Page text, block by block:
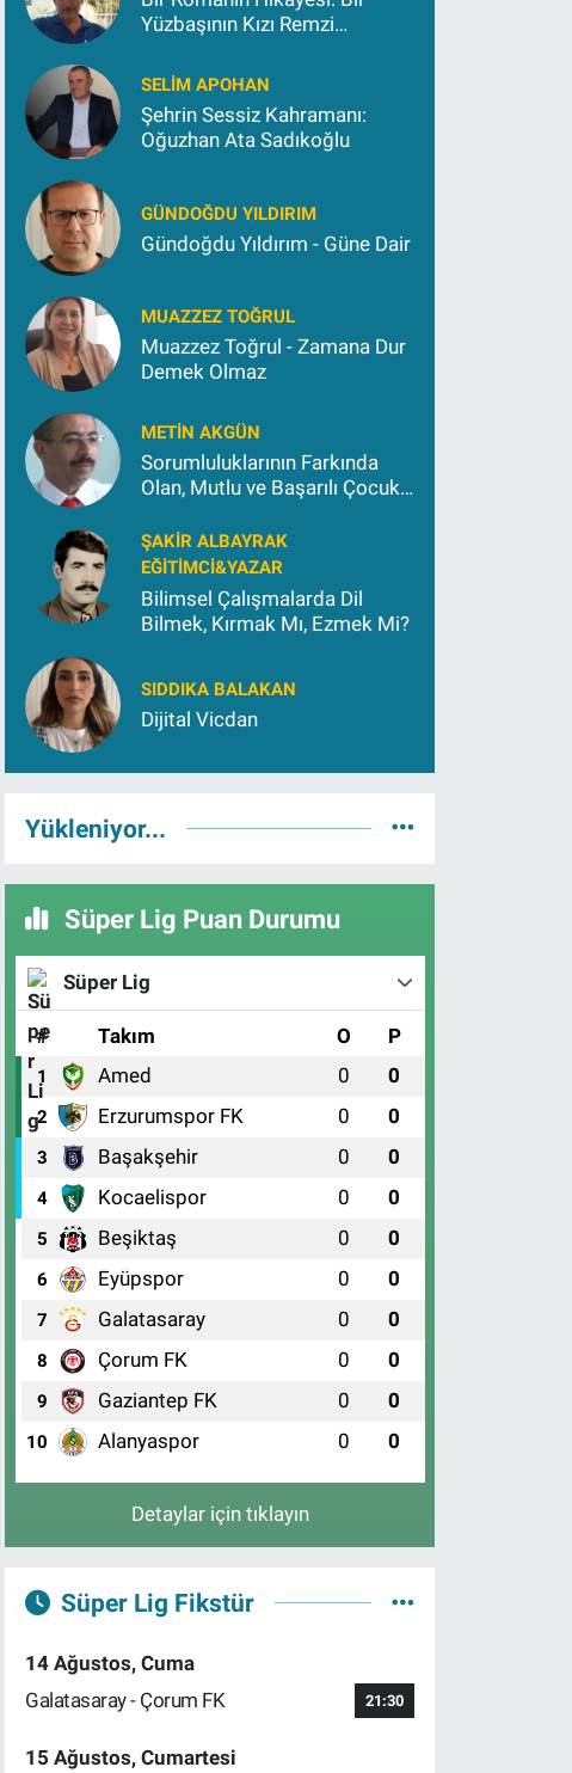
Yüzbaşının Kızı Remzi
SELIM APOHAN
Şehrin Sessiz Kahramanı:
Oğuzhan Ata Sadıkoğlu
GÜNDOĞDU YILDIRIM
Gündoğdu Yıldırım - Güne Dair
MUAZZEZ TOĞRUL
Muazzez Toğrul - Zamana Dur
Demek Olmaz
METIN AKGÜN
Sorumluluklarının Farkında
Olan, Mutlu ve Başarılı Çocuk
ŞAKIR ALBAYRAK
EĞITIMCI&YAZAR
Bilimsel Çalışmalarda Dil
Bilmek, Kırmak Mı, Ezmek Mi?
SIDDIKA BALAKAN
Dijital Vicdan
Yükleniyor...
Süper Lig Puan Durumu
Süper Lig
# Takım O P
1 Amed 0 0
2 Erzurumspor FK 0 0
3 Başakşehir 0 0
4 Kocaelispor 0 0
5 Beşiktaş 0 0
6 Eyüpspor 0 0
7 Galatasaray 0 0
8 Çorum FK 0 0
9 Gaziantep FK 0 0
10 Alanyaspor 0 0
Detaylar için tıklayın
Süper Lig Fikstür
14 Ağustos, Cuma
Galatasaray - Çorum FK
21:30
15 Ağustos, Cumartesi